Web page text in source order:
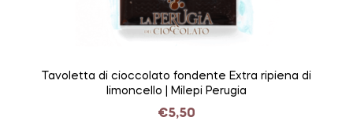
Tavoletta di cioccolato fondente Extra ripiena di
limoncello | Milepi Perugia
€5,50